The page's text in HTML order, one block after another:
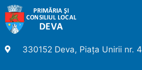
330152 Deva, Piața Unirii nr. 4